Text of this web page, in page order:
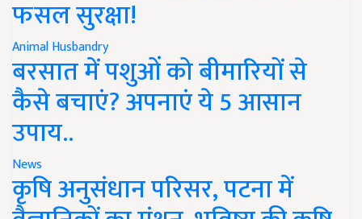
फसल सुरक्षा!
Animal Husbandry
बरसात में पशुओं को बीमारियों से
कैसे बचाएं? अपनाएं ये 5 आसान
उपाय..
News
कृषि अनुसंधान परिसर, पटना में